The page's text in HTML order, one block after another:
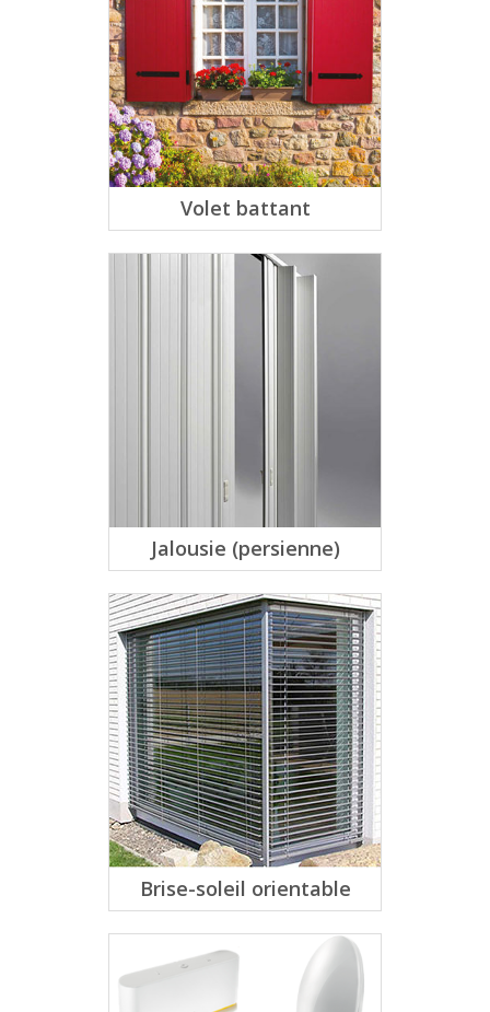
Volet battant
Jalousie (persienne)
Brise-soleil orientable